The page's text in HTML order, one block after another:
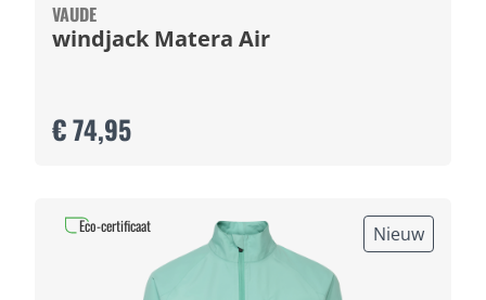
VAUDE
windjack Matera Air
€ 74,95
Nieuw
Eco-certificaat